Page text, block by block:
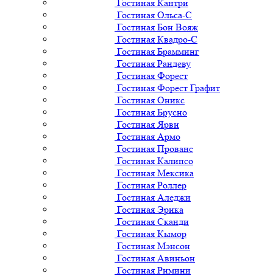
Гостиная Кантри
Гостиная Ольса-С
Гостиная Бон Вояж
Гостиная Квадро-С
Гостиная Брамминг
Гостиная Рандеву
Гостиная Форест
Гостиная Форест Графит
Гостиная Оникс
Гостиная Брусно
Гостиная Ярви
Гостиная Армо
Гостиная Прованс
Гостиная Калипсо
Гостиная Мексика
Гостиная Роллер
Гостиная Аледжи
Гостиная Эрика
Гостиная Сканди
Гостиная Кымор
Гостиная Мэнсон
Гостиная Авиньон
Гостиная Римини